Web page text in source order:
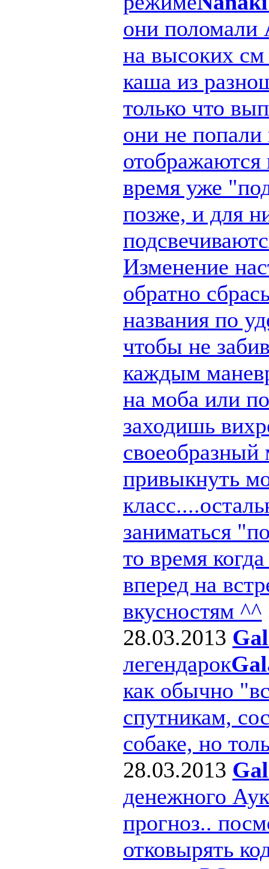
они поломали
на высоких
каша из
только что
они не попали
время уже
позже, и для
Изменение
обратно
названия по
чтобы не
каждым
на моба или
заходишь
своеобразный
привыкнуть
заниматься
то время
вперед на
вкусностям ^^
28.03.2013
легендарок
как обычно
спутникам,
собаке, но
28.03.2013
денежного
прогноз..
отковырять